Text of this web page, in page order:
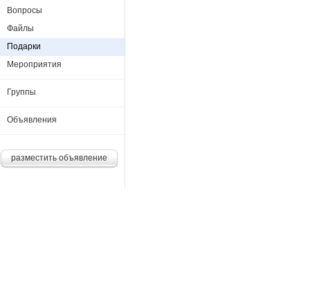
Вопросы
Файлы
Подарки
Мероприятия
Группы
Объявления
разместить объявление